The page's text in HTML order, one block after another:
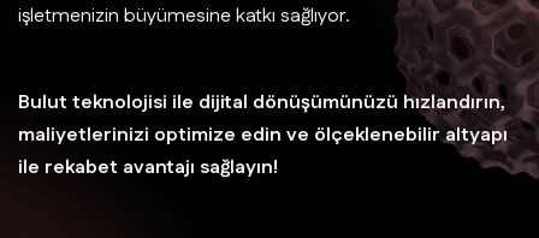
işletmenizin büyümesine katkı sağlıyor.
Bulut teknolojisi ile dijital dönüşümünüzü hızlandırın,
maliyetlerinizi optimize edin ve ölçeklenebilir altyapı
ile rekabet avantajı sağlayın!